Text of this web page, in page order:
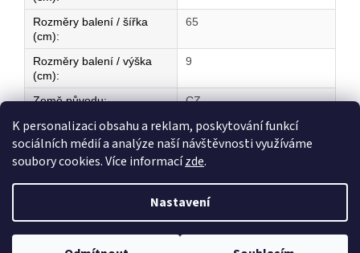
K personalizaci obsahu a reklam, poskytování funkcí
sociálních médií a analýze naší návštěvnosti využíváme
soubory cookies. Více informacízde.
Nastavení
Rozměry balení / šířka
(cm):
65
Rozměry balení / výška
(cm):
9
Země původu: CZ
Copyright 2026ELEKTRICKÉ TOPENÍ. Všechna práva vyhrazena.